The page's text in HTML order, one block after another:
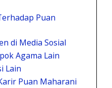
Puan
di Media Sosial
Agama Lain
Lain
Puan Maharani